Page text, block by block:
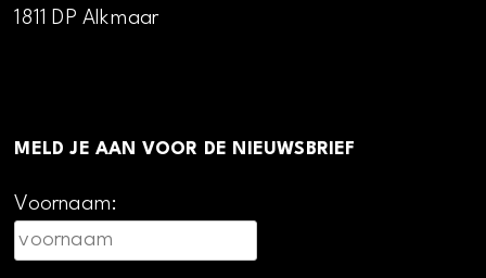
1811 DP Alkmaar
MELD JE AAN VOOR DE NIEUWSBRIEF
Voornaam: